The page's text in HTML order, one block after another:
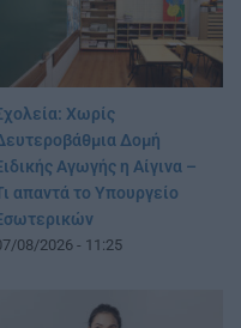
Χωρίς
Δομή
Αγωγής η Αίγινα –
απαντά το Υπουργείο
08/2026 - 11:25